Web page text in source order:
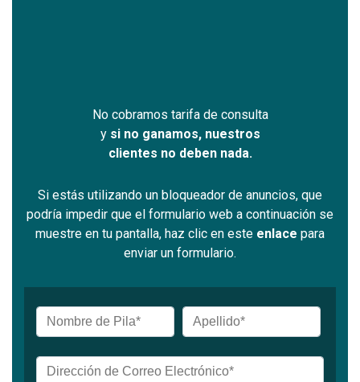
No cobramos tarifa de consulta
y si no ganamos, nuestros
clientes no deben nada.
Si estás utilizando un bloqueador de anuncios, que
podría impedir que el formulario web a continuación se
muestre en tu pantalla, haz clic en este enlace para
enviar un formulario.